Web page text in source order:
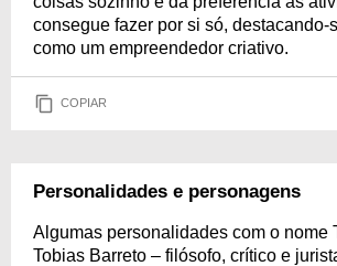
consegue fazer por si só, destacando-
como um empreendedor criativo.
COPIAR
Personalidades e personagens
Algumas personalidades com o nome
Tobias Barreto – filósofo, crítico e